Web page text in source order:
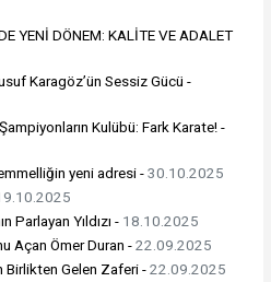
YENİ DÖNEM: KALİTE VE ADALET
Karagöz’ün Sessiz Gücü -
Kulübü: Fark Karate! -
yeni adresi -30.10.2025
Parlayan Yıldızı - 18.10.2025
Açan Ömer Duran -22.09.2025
Birlikten Gelen Zaferi -22.09.2025